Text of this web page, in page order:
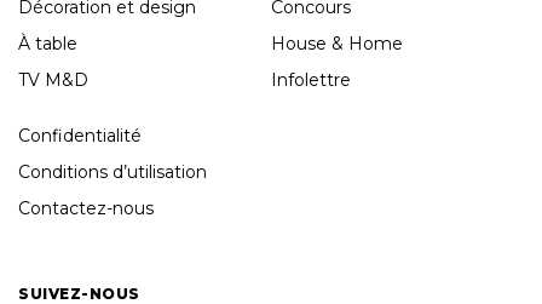
Décoration et design
À table
TV M&D
Concours
House & Home
Infolettre
Confidentialité
Conditions d’utilisation
Contactez-nous
SUIVEZ-NOUS